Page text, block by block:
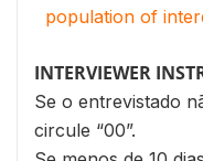
population of
INTERVIEWER
Se o entrevistado
circule “00”.